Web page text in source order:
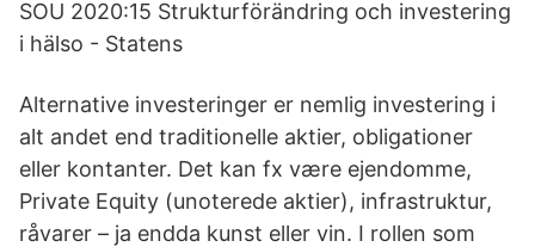
SOU 2020:15 Strukturförändring och investering
i hälso - Statens
Alternative investeringer er nemlig investering i
alt andet end traditionelle aktier, obligationer
eller kontanter. Det kan fx være ejendomme,
Private Equity (unoterede aktier), infrastruktur,
råvarer – ja endda kunst eller vin. I rollen som